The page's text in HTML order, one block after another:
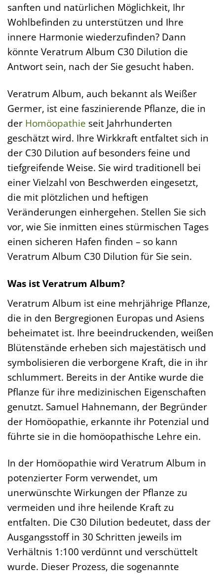
sanften und natürlichen Möglichkeit, Ihr
Wohlbefinden zu unterstützen und Ihre
innere Harmonie wiederzufinden? Dann
könnte Veratrum Album C30 Dilution die
Antwort sein, nach der Sie gesucht haben.
Veratrum Album, auch bekannt als Weißer
Germer, ist eine faszinierende Pflanze, die in
der Homöopathie seit Jahrhunderten
geschätzt wird. Ihre Wirkkraft entfaltet sich in
der C30 Dilution auf besonders feine und
tiefgreifende Weise. Sie wird traditionell bei
einer Vielzahl von Beschwerden eingesetzt,
die mit plötzlichen und heftigen
Veränderungen einhergehen. Stellen Sie sich
vor, wie Sie inmitten eines stürmischen Tages
einen sicheren Hafen finden – so kann
Veratrum Album C30 Dilution für Sie sein.
Was ist Veratrum Album?
Veratrum Album ist eine mehrjährige Pflanze,
die in den Bergregionen Europas und Asiens
beheimatet ist. Ihre beeindruckenden, weißen
Blütenstände erheben sich majestätisch und
symbolisieren die verborgene Kraft, die in ihr
schlummert. Bereits in der Antike wurde die
Pflanze für ihre medizinischen Eigenschaften
genutzt. Samuel Hahnemann, der Begründer
der Homöopathie, erkannte ihr Potenzial und
führte sie in die homöopathische Lehre ein.
In der Homöopathie wird Veratrum Album in
potenzierter Form verwendet, um
unerwünschte Wirkungen der Pflanze zu
vermeiden und ihre heilende Kraft zu
entfalten. Die C30 Dilution bedeutet, dass der
Ausgangsstoff in 30 Schritten jeweils im
Verhältnis 1:100 verdünnt und verschüttelt
wurde. Dieser Prozess, die sogenannte